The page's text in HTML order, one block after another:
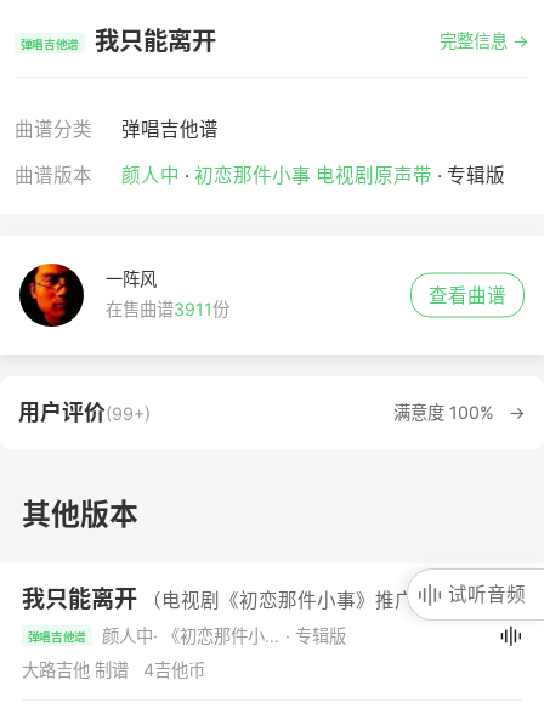
完整信息 →
弹唱吉他谱 我只能离开
曲谱分类
弹唱吉他谱
曲谱版本
颜人中 · 初恋那件小事 电视剧原声带 · 专辑版
一阵风
在售曲谱3911份
查看曲谱
满意度 100% →
用户评价(99+)
其他版本
我只能离开 （电视剧《初恋那件小事》推广曲）
弹唱吉他谱 颜人中 · 《初恋那件小事》电视剧原声带 · 专辑版
大路吉他 制谱 4吉他币
试听音频